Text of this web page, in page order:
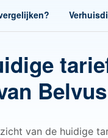
Belvus
van de huidige